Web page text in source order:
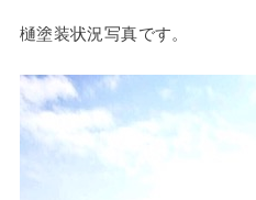
樋塗装状況写真です。